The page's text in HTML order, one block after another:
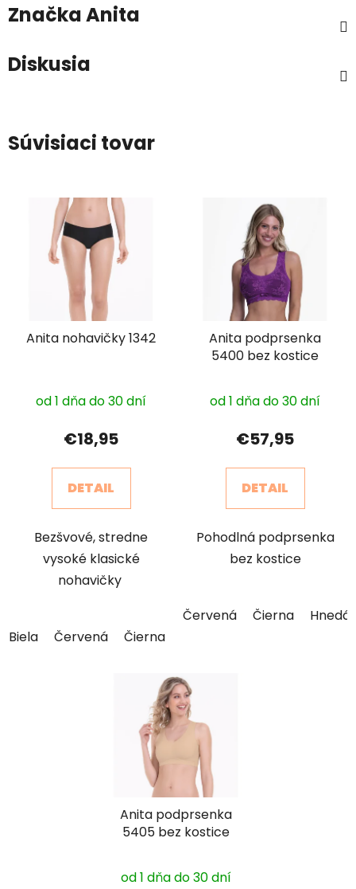
ZnačkaAnita
Diskusia
Súvisiaci tovar
Anita nohavičky 1342
od 1 dňa do 30 dní
€18,95
DETAIL
Bezšvové, stredne
vysoké klasické
nohavičky
Biela Červená Čierna
Anita podprsenka
5400 bez kostice
od 1 dňa do 30 dní
€57,95
DETAIL
Pohodlná podprsenka
bez kostice
Červená Čierna Hnedá
Anita podprsenka
5405 bez kostice
od 1 dňa do 30 dní